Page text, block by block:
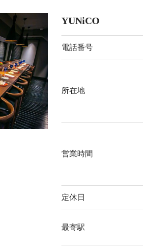
YUNiCO
電話番号
所在地
営業時間
定休日
最寄駅